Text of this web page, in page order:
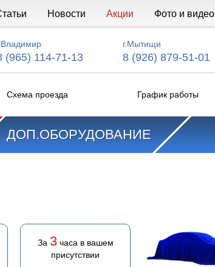
Новости Акции Фото и видео
(965) 114-71-13
г.Мытищи
8 (926) 879-51-01
Схема проезда График работы
ДОП.ОБОРУДОВАНИЕ
За 3часа в вашем
присутствии